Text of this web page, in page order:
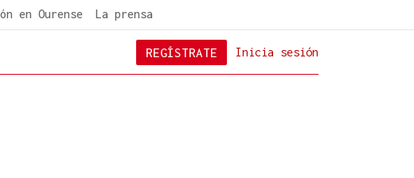
en Ourense La prensa
Inicia sesión
REGÍSTRATE